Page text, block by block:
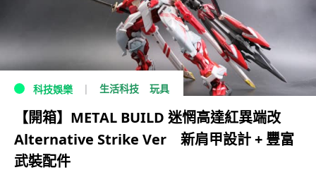
科技娛樂 生活科技 玩具
【開箱】METAL BUILD 迷惘高達紅異端改
Alternative Strike Ver 新肩甲設計 + 豐富
武裝配件